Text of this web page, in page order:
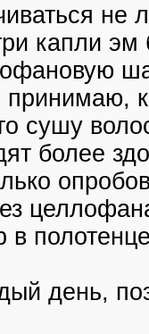
не
капли
сушу
более
в
день,